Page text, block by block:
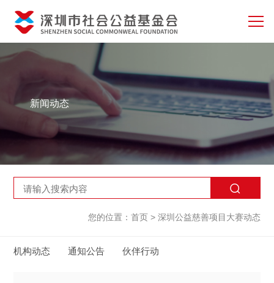
新闻动态
您的位置： 首页> 深圳公益慈善项目大赛动态
机构动态 通知公告 伙伴行动